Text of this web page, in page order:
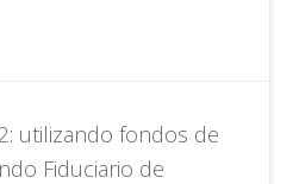
utilizando fondos de
Fiduciario de